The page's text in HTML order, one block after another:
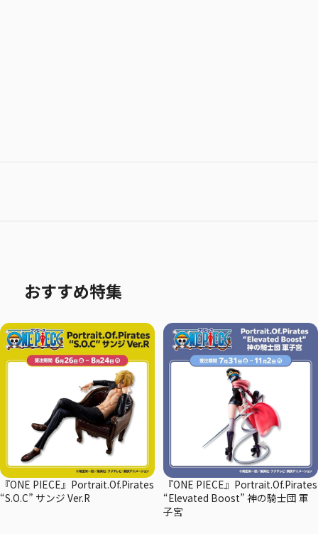
おすすめ特集
『ONE PIECE』Portrait.Of.Pirates
“S.O.C” サンジ Ver.R
『ONE PIECE』Portrait.Of.Pirates
“Elevated Boost” 神の騎士団 軍
子宮